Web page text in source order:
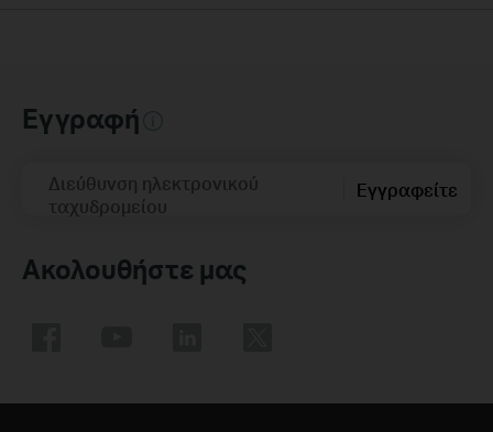
Εγγραφή
Διεύθυνση ηλεκτρονικού
ταχυδρομείου
Εγγραφείτε
Ακολουθήστε μας